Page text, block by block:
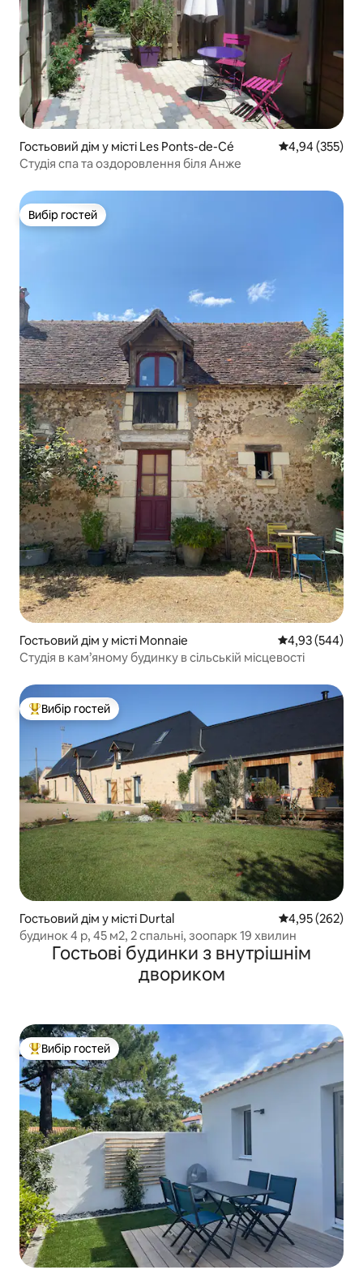
Гостьовий дім у місті Les Ponts-de-Cé Середня
4,94 (355)
Студія спа та оздоровлення біля Анже
Вибір гостей
Вибір гостей
Гостьовий дім у місті Monnaie Середня
4,93 (544)
Студія в кам’яному будинку в сільській місцевості
Топ вибір гостей
Вибір гостей
Гостьовий дім у місті Durtal Середня
4,95 (262)
будинок 4 p, 45 м2, 2 спальні, зоопарк 19 хвилин
Гостьові будинки з внутрішнім
двориком
Топ вибір гостей
Вибір гостей